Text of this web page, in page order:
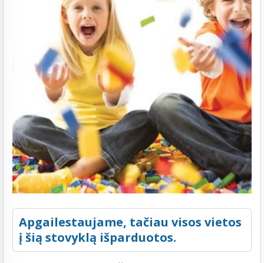
Apgailestaujame, tačiau visos vietos
į šią stovyklą išparduotos.